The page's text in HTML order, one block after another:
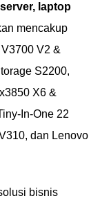
laptop
mencakup
V2 &
S2200,
X6 &
In-One 22
dan Lenovo
bisnis